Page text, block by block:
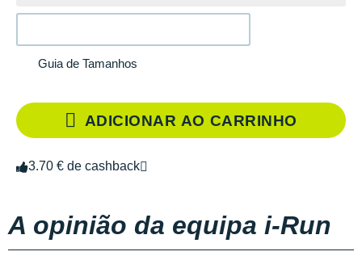
Guia de Tamanhos
ADICIONAR AO CARRINHO
3.70 € de cashback
A opinião da equipa i-Run